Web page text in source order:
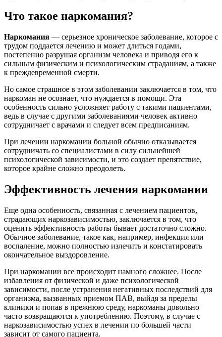
Что такое наркомания?
Наркомания — серьезное хроническое заболевание, которое с
трудом поддается лечению и может длиться годами,
постепенно разрушая организм человека и приводя его к
сильным физическим и психологическим страданиям, а также
к преждевременной смерти.
Но самое страшное в этом заболевании заключается в том, что
наркоман не осознает, что нуждается в помощи. Эта
особенность сильно усложняет работу с такими пациентами,
ведь в случае с другими заболеваниями человек активно
сотрудничает с врачами и следует всем предписаниям.
При лечении наркомании больной обычно отказывается
сотрудничать со специалистами в силу сильнейшей
психологической зависимости, и это создает препятствие,
которое крайне сложно преодолеть.
Эффективность лечения наркомании
Еще одна особенность, связанная с лечением пациентов,
страдающих наркозависимостью, заключается в том, что
оценить эффективность работы бывает достаточно сложно.
Обычное заболевание, такое как, например, инфекция или
воспаление, можно полностью излечить и констатировать
окончательное выздоровление.
При наркомании все происходит намного сложнее. После
избавления от физической и даже психологической
зависимости, после устранения негативных последствий для
организма, вызванных приемом ПАВ, выйдя за пределы
клиники и попав в прежнюю среду, наркоманы довольно
часто возвращаются к употреблению. Поэтому, в случае с
наркозависимостью успех в лечении по большей части
зависит от самого пациента.